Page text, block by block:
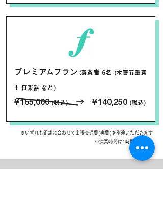
プレミアムプラン 演奏者 6名 (木管五重奏
+ 打楽器 など)
¥165,000(税込)→ ¥140,250 (税込)
────
※いずれも距離に合わせて出張交通費(実費)を別途いただきます
※演奏時間は1時間とします